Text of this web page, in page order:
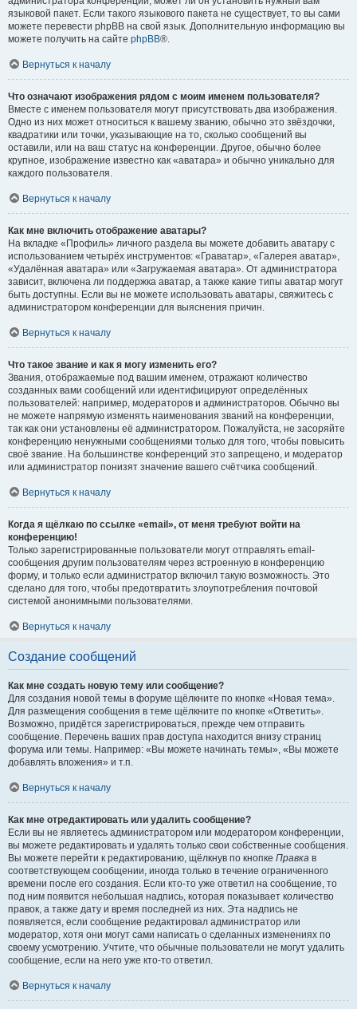
языковой пакет. Если такого языкового пакета не существует, то вы сами
можете перевести phpBB на свой язык. Дополнительную информацию вы
можете получить на сайте phpBB®.
Вернуться к началу
Что означают изображения рядом с моим именем пользователя?
Вместе с именем пользователя могут присутствовать два изображения.
Одно из них может относиться к вашему званию, обычно это звёздочки,
квадратики или точки, указывающие на то, сколько сообщений вы
оставили, или на ваш статус на конференции. Другое, обычно более
крупное, изображение известно как «аватара» и обычно уникально для
каждого пользователя.
Вернуться к началу
Как мне включить отображение аватары?
На вкладке «Профиль» личного раздела вы можете добавить аватару с
использованием четырёх инструментов: «Граватар», «Галерея аватар»,
«Удалённая аватара» или «Загружаемая аватара». От администратора
зависит, включена ли поддержка аватар, а также какие типы аватар могут
быть доступны. Если вы не можете использовать аватары, свяжитесь с
администратором конференции для выяснения причин.
Вернуться к началу
Что такое звание и как я могу изменить его?
Звания, отображаемые под вашим именем, отражают количество
созданных вами сообщений или идентифицируют определённых
пользователей: например, модераторов и администраторов. Обычно вы
не можете напрямую изменять наименования званий на конференции,
так как они установлены её администратором. Пожалуйста, не засоряйте
конференцию ненужными сообщениями только для того, чтобы повысить
своё звание. На большинстве конференций это запрещено, и модератор
или администратор понизят значение вашего счётчика сообщений.
Вернуться к началу
Когда я щёлкаю по ссылке «email», от меня требуют войти на
конференцию!
Только зарегистрированные пользователи могут отправлять email-
сообщения другим пользователям через встроенную в конференцию
форму, и только если администратор включил такую возможность. Это
сделано для того, чтобы предотвратить злоупотребления почтовой
системой анонимными пользователями.
Вернуться к началу
Создание сообщений
Как мне создать новую тему или сообщение?
Для создания новой темы в форуме щёлкните по кнопке «Новая тема».
Для размещения сообщения в теме щёлкните по кнопке «Ответить».
Возможно, придётся зарегистрироваться, прежде чем отправить
сообщение. Перечень ваших прав доступа находится внизу страниц
форума или темы. Например: «Вы можете начинать темы», «Вы можете
добавлять вложения» и т.п.
Вернуться к началу
Как мне отредактировать или удалить сообщение?
Если вы не являетесь администратором или модератором конференции,
вы можете редактировать и удалять только свои собственные сообщения.
Вы можете перейти к редактированию, щёлкнув по кнопке Правка в
соответствующем сообщении, иногда только в течение ограниченного
времени после его создания. Если кто-то уже ответил на сообщение, то
под ним появится небольшая надпись, которая показывает количество
правок, а также дату и время последней из них. Эта надпись не
появляется, если сообщение редактировал администратор или
модератор, хотя они могут сами написать о сделанных изменениях по
своему усмотрению. Учтите, что обычные пользователи не могут удалить
сообщение, если на него уже кто-то ответил.
Вернуться к началу